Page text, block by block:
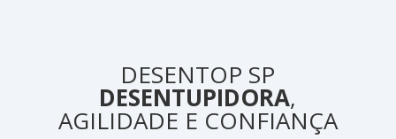
DESENTOP SP
DESENTUPIDORA,
AGILIDADE E CONFIANÇA